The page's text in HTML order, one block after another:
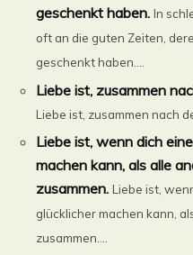
geschenkt haben. In
oft an die guten Zeiten,
geschenkt haben....
Liebe ist, zusammen
Liebe ist, zusammen nach
Liebe ist, wenn dich
machen kann, als alle
zusammen. Liebe ist,
glücklicher machen kann,
zusammen....